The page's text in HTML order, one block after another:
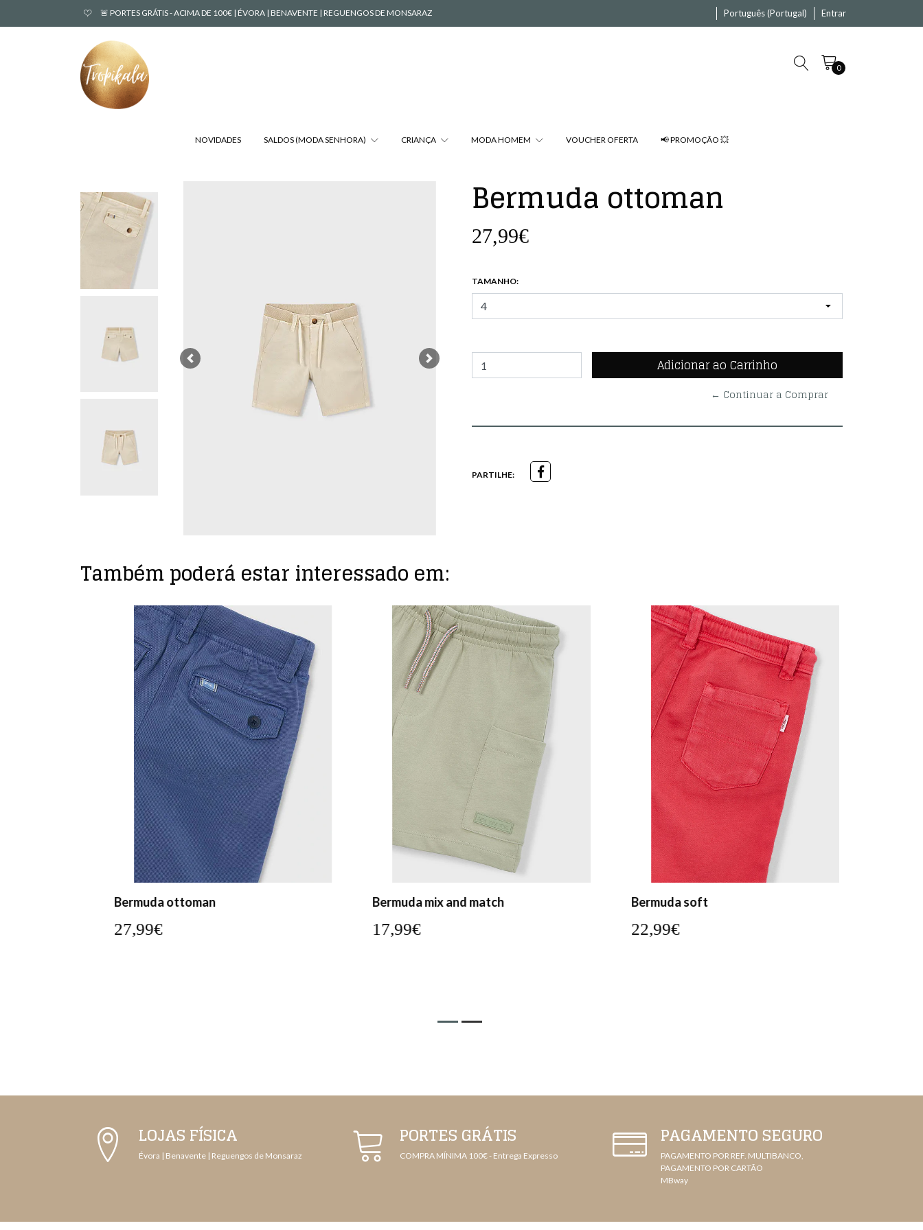
🚨 PORTES GRÁTIS - ACIMA DE 100€ | ÉVORA | BENAVENTE | REGUENGOS DE MONSARAZ Português (Portugal) Entrar
0
NOVIDADES SALDOS (MODA SENHORA) CRIANÇA MODA HOMEM VOUCHER OFERTA 📢 PROMOÇÃO 💥
Previous Next
Bermuda ottoman
27,99€
TAMANHO:
← Continuar a Comprar
PARTILHE:
Também poderá estar interessado em:
Bermuda ottoman
27,99€
Bermuda mix and match
17,99€
Bermuda soft
22,99€
LOJAS FÍSICA
Évora | Benavente | Reguengos de Monsaraz
PORTES GRÁTIS
COMPRA MÍNIMA 100€ - Entrega Expresso
PAGAMENTO SEGURO
PAGAMENTO POR REF. MULTIBANCO,
PAGAMENTO POR CARTÃO
MBway